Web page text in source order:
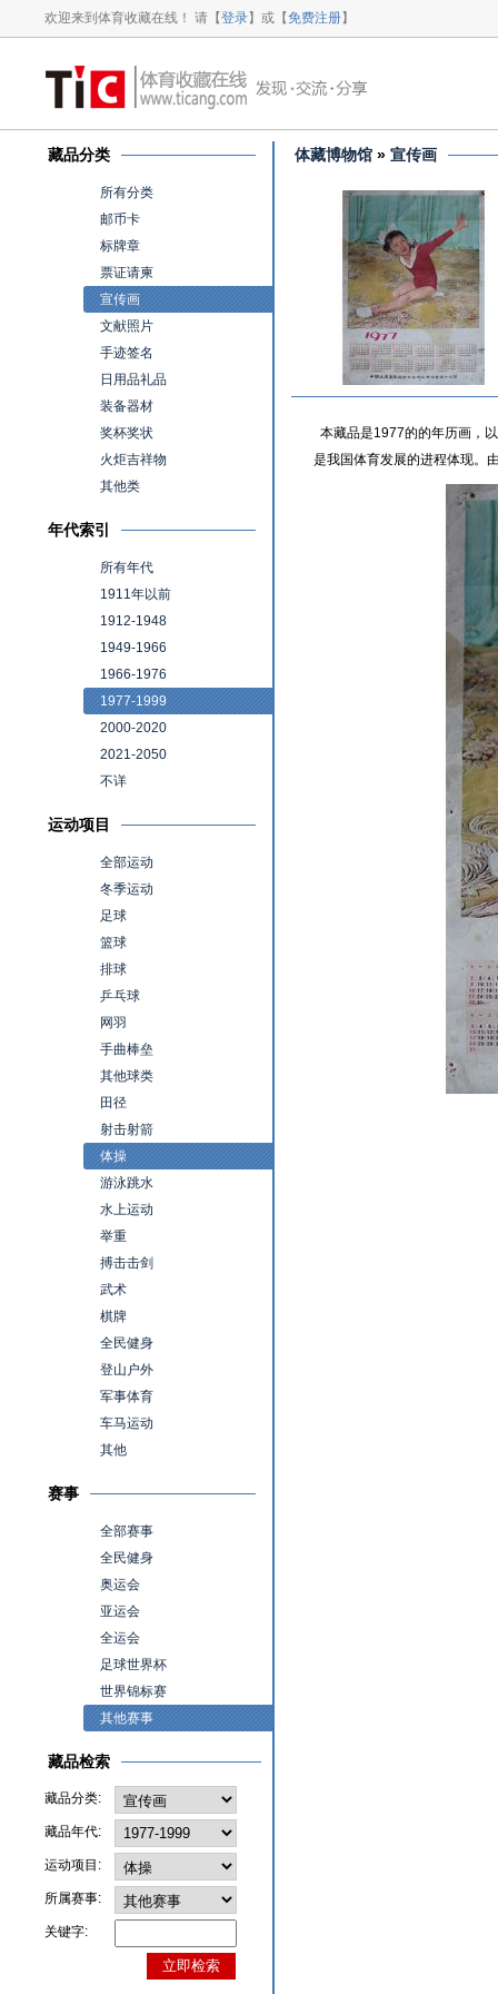
欢迎来到体育收藏在线！ 请【登录】或【免费注册】
藏品分类
所有分类
邮币卡
标牌章
票证请柬
宣传画
文献照片
手迹签名
日用品礼品
装备器材
奖杯奖状
火炬吉祥物
其他类
年代索引
所有年代
1911年以前
1912-1948
1949-1966
1966-1976
1977-1999
2000-2020
2021-2050
不详
运动项目
全部运动
冬季运动
足球
篮球
排球
乒乓球
网羽
手曲棒垒
其他球类
田径
射击射箭
体操
游泳跳水
水上运动
举重
搏击击剑
武术
棋牌
全民健身
登山户外
军事体育
车马运动
其他
赛事
全部赛事
全民健身
奥运会
亚运会
全运会
足球世界杯
世界锦标赛
其他赛事
藏品检索
藏品分类:
藏品年代:
运动项目:
所属赛事:
关键字:
体藏博物馆 » 宣传画
本藏品是1977的的年历画，
是我国体育发展的进程体现。